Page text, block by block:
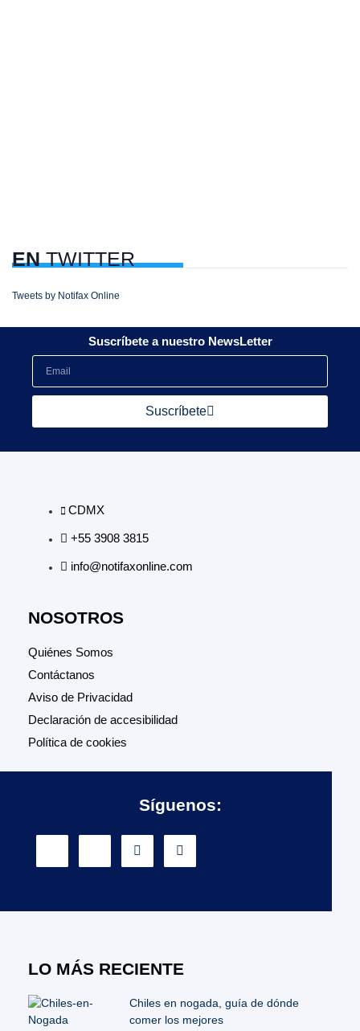
ENTWITTER
Tweets by Notifax Online
Suscríbete a nuestro NewsLetter
Suscríbete
CDMX
+55 3908 3815
info@notifaxonline.com
NOSOTROS
Quiénes Somos
Contáctanos
Aviso de Privacidad
Declaración de accesibilidad
Política de cookies
Síguenos:
LO MÁS RECIENTE
Chiles en nogada, guía de dónde
comer los mejores